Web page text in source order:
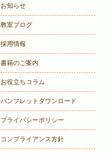
お知らせ
教室ブログ
採用情報
書籍のご案内
お役立ちコラム
パンフレットダウンロード
プライバシーポリシー
コンプライアンス方針